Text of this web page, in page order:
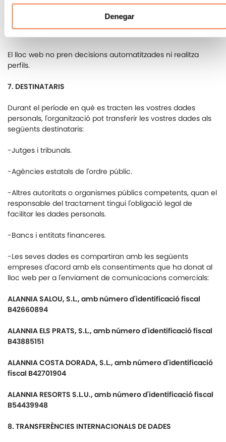
Denegar
El lloc web no pren decisions automatitzades ni realitza
perfils.
7. DESTINATARIS
Durant el període en què es tracten les vostres dades
personals, l'organització pot transferir les vostres dades als
següents destinataris:
-Jutges i tribunals.
-Agències estatals de l'ordre públic.
-Altres autoritats o organismes públics competents, quan el
responsable del tractament tingui l'obligació legal de
facilitar les dades personals.
-Bancs i entitats financeres.
-Les seves dades es compartiran amb les següents
empreses d'acord amb els consentiments que ha donat al
lloc web per a l'enviament de comunicacions comercials:
ALANNIA SALOU, S.L., amb número d'identificació fiscal
B42660894
ALANNIA ELS PRATS, S.L., amb número d'identificació fiscal
B43885151
ALANNIA COSTA DORADA, S.L., amb número d'identificació
fiscal B42701904
ALANNIA RESORTS S.L.U., amb número d'identificació fiscal
B54439948
8. TRANSFERÈNCIES INTERNACIONALS DE DADES